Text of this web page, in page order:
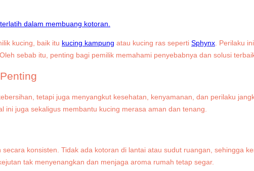
kucing, baik itu kucing kampung atau kucing ras seperti Sphynx. Perilaku
sebab itu, penting bagi pemilik memahami penyebabnya dan solusi
tetapi juga menyangkut kesehatan, kenyamanan, dan perilaku
juga sekaligus membantu kucing merasa aman dan tenang.
konsisten. Tidak ada kotoran di lantai atau sudut ruangan, sehingga
tak menyenangkan dan menjaga aroma rumah tetap segar.